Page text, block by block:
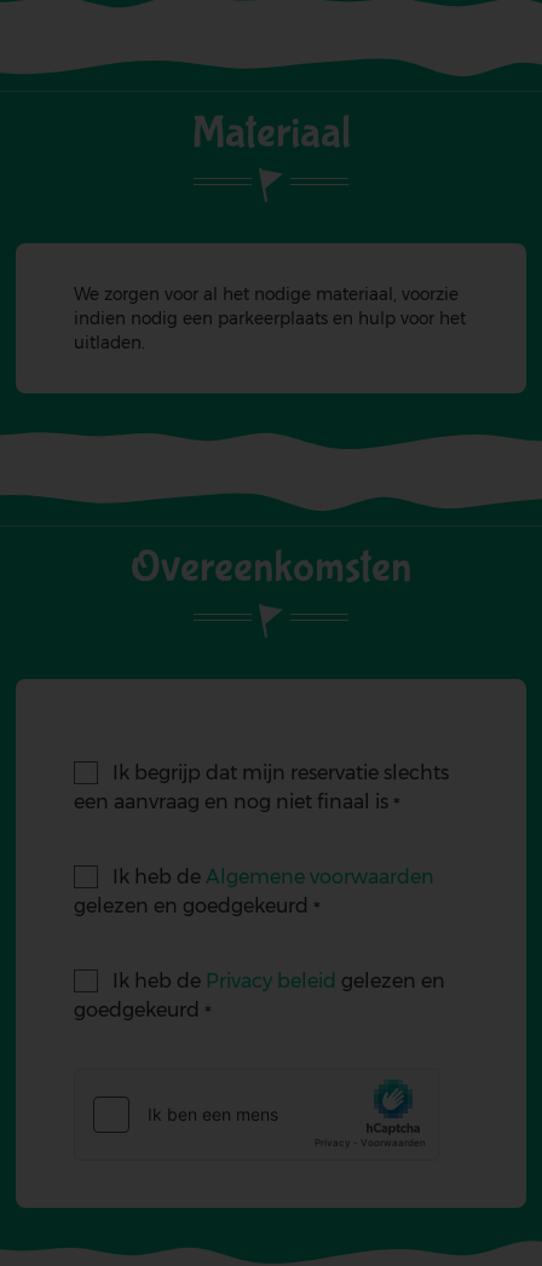
Materiaal
We zorgen voor al het nodige materiaal, voorzie
indien nodig een parkeerplaats en hulp voor het
uitladen.
Overeenkomsten
Ik begrijp dat mijn reservatie slechts
een aanvraag en nog niet finaal is
Ik heb de Algemene voorwaarden
gelezen en goedgekeurd
Ik heb de Privacy beleid gelezen en
goedgekeurd